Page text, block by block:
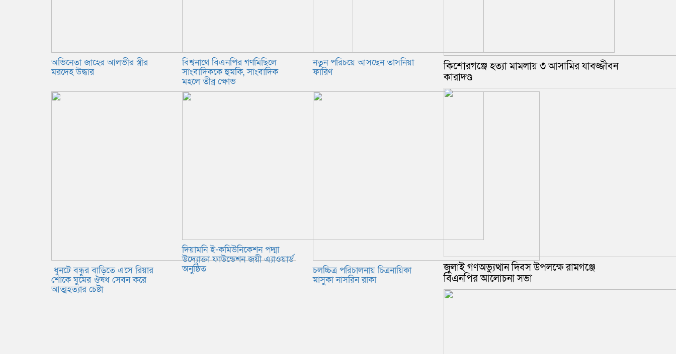
অভিনেতা জাহের আলভীর স্ত্রীর
মরদেহ উদ্ধার
বিশ্বনাথে বিএনপির গণমিছিলে
সাংবাদিককে হুমকি, সাংবাদিক
মহলে তীব্র ক্ষোভ
নতুন পরিচয়ে আসছেন তাসনিয়া
ফারিণ
ধুনটে বন্ধুর বাড়িতে এসে রিয়ার
শোকে ঘুমের ঔষধ সেবন করে
আত্মহত্যার চেষ্টা
দিয়ামনি ই-কমিউনিকেশন পদ্মা
উদ্যোক্তা ফাউন্ডেশন জয়ী এ্যাওয়ার্ড
অনুষ্ঠিত
চলচ্চিত্র পরিচালনায় চিত্রনায়িকা
মাসুকা নাসরিন রাকা
কিশোরগঞ্জে হত্যা মামলায় ৩ আসামির যাবজ্জীবন
কারাদণ্ড
জুলাই গণঅভ্যুত্থান দিবস উপলক্ষে রামগঞ্জে
বিএনপির আলোচনা সভা